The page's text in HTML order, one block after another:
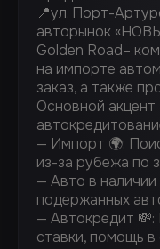
📍ул. Порт-
авторынок
Golden Road–
на импорте
заказ, а также
Основной
— Импорт 🌍:
из-за рубежа по
— Авто в
подержанных
— Автокредит 💸:
ставки, помощь